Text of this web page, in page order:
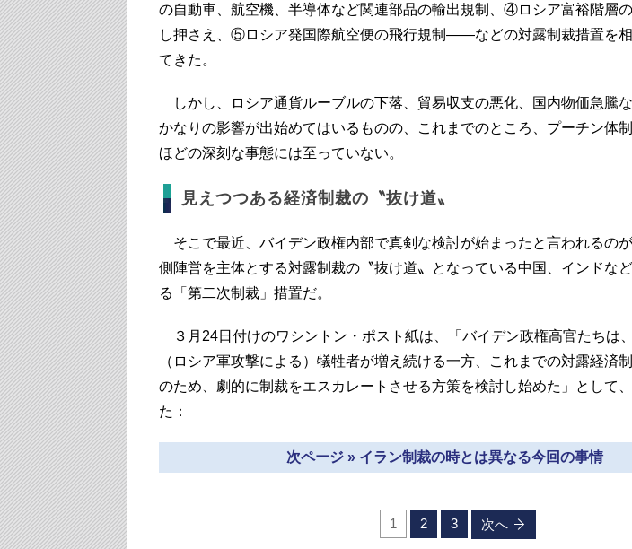
の自動車、航空機、半導体など関連部品の輸出規制、④ロシア富裕階層
し押さえ、⑤ロシア発国際航空便の飛行規制――などの対露制裁措置を
てきた。
しかし、ロシア通貨ルーブルの下落、貿易収支の悪化、国内物価急騰
かなりの影響が出始めてはいるものの、これまでのところ、プーチン体
ほどの深刻な事態には至っていない。
見えつつある経済制裁の〝抜け道〟
そこで最近、バイデン政権内部で真剣な検討が始まったと言われるの
側陣営を主体とする対露制裁の〝抜け道〟となっている中国、インドな
る「第二次制裁」措置だ。
３月24日付けのワシントン・ポスト紙は、「バイデン政権高官たちは
（ロシア軍攻撃による）犠牲者が増え続ける一方、これまでの対露経済
のため、劇的に制裁をエスカレートさせる方策を検討し始めた」として
た：
次ページ » イラン制裁の時とは異なる今回の事情
1 2 3 次へ